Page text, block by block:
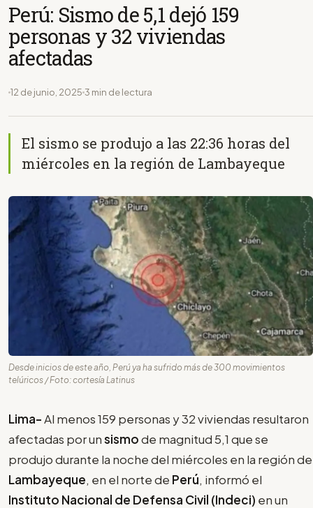
Perú: Sismo de 5,1 dejó 159
personas y 32 viviendas
afectadas
12 de junio, 2025 3 min de lectura
El sismo se produjo a las 22:36 horas del
miércoles en la región de Lambayeque
Desde inicios de este año, Perú ya ha sufrido más de 300 movimientos
telúricos / Foto: cortesía Latinus
Lima-Al menos 159 personas y 32 viviendas resultaron
afectadas por unsismode magnitud 5,1 que se
produjo durante la noche del miércoles en la región de
Lambayeque, en el norte de Perú, informó el
Instituto Nacional de Defensa Civil (Indeci) en un